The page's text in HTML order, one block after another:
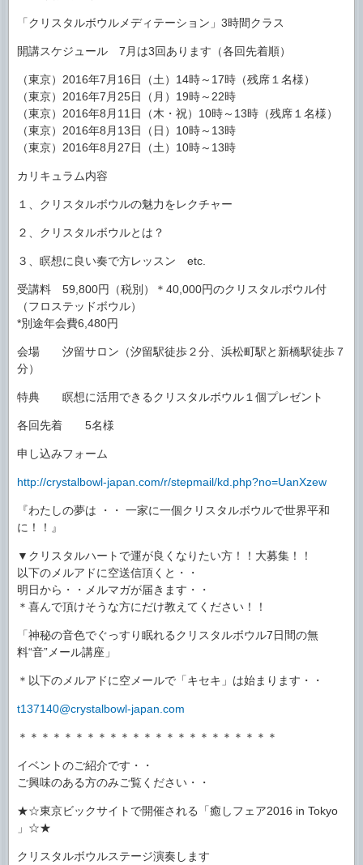
「クリスタルボウルメディテーション」3時間クラス
開講スケジュール 7月は3回あります（各回先着順）
（東京）2016年7月16日（土）14時～17時（残席１名様）
（東京）2016年7月25日（月）19時～22時
（東京）2016年8月11日（木・祝）10時～13時（残席１名様）
（東京）2016年8月13日（日）10時～13時
（東京）2016年8月27日（土）10時～13時
カリキュラム内容
１、クリスタルボウルの魅力をレクチャー
２、クリスタルボウルとは？
３、瞑想に良い奏で方レッスン etc.
受講料 59,800円（税別）＊40,000円のクリスタルボウル付
（フロステッドボウル）
*別途年会費6,480円
会場 汐留サロン（汐留駅徒歩２分、浜松町駅と新橋駅徒歩７
分）
特典 瞑想に活用できるクリスタルボウル１個プレゼント
各回先着 5名様
申し込みフォーム
http://crystalbowl-japan.com/r/stepmail/kd.php?no=UanXzew
『わたしの夢は ・・ 一家に一個クリスタルボウルで世界平和
に！！』
▼クリスタルハートで運が良くなりたい方！！大募集！！
以下のメルアドに空送信頂くと・・
明日から・・メルマガが届きます・・
＊喜んで頂けそうな方にだけ教えてください！！
「神秘の音色でぐっすり眠れるクリスタルボウル7日間の無
料“音”メール講座」
＊以下のメルアドに空メールで「キセキ」は始まります・・
t137140@crystalbowl-japan.com
＊＊＊＊＊＊＊＊＊＊＊＊＊＊＊＊＊＊＊＊＊＊＊
イベントのご紹介です・・
ご興味のある方のみご覧ください・・
★☆東京ビックサイトで開催される「癒しフェア2016 in Tokyo
」☆★
クリスタルボウルステージ演奏します